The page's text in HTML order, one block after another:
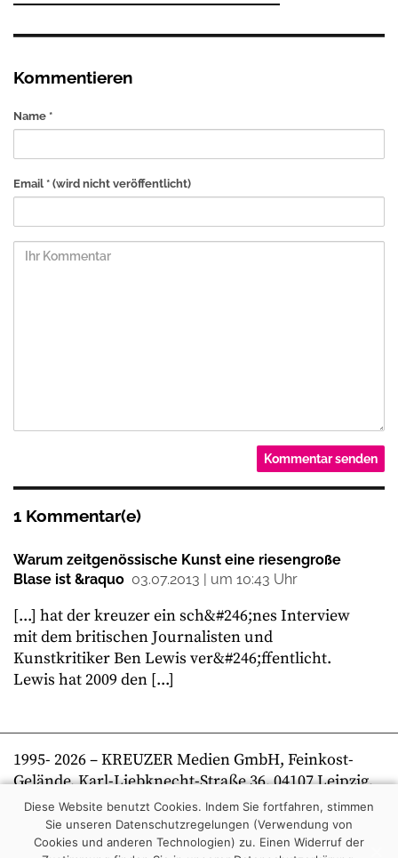
Kommentieren
Name *
Email * (wird nicht veröffentlicht)
1 Kommentar(e)
Warum zeitgenössische Kunst eine riesengroße
Blase ist &raquo 03.07.2013 | um 10:43 Uhr
[...] hat der kreuzer ein sch&#246;nes Interview
mit dem britischen Journalisten und
Kunstkritiker Ben Lewis ver&#246;ffentlicht.
Lewis hat 2009 den [...]
1995- 2026– KREUZER Medien GmbH, Feinkost-
Gelände, Karl-Liebknecht-Straße 36, 04107 Leipzig,
Telefon +49 341 269 80 0 | kreuzer online
Diese Website benutzt Cookies. Indem Sie fortfahren, stimmen
Sie unseren Datenschutzregelungen (Verwendung von
Cookies und anderen Technologien) zu. Einen Widerruf der